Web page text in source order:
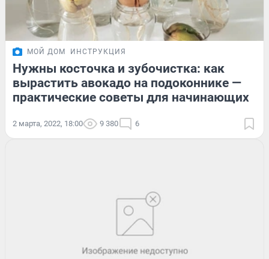
МОЙ ДОМ ИНСТРУКЦИЯ
Нужны косточка и зубочистка: как
вырастить авокадо на подоконнике —
практические советы для начинающих
2 марта, 2022, 18:00 9 380 6